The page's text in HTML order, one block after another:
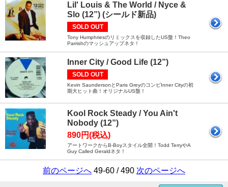
Lil' Louis & The World / Nyce &
Slo (12”) (シールド新品)
SOLD OUT
Tony Humphriesのリミックスを収録したUS盤！Theo
Parrishのマッシュアップネタ！
Inner City / Good Life (12”)
SOLD OUT
Kevin SaundersonとParis GreyのコンビInner Cityの初
期大ヒット曲！オリジナルUS盤！
Kool Rock Steady / You Ain't
Nobody (12”)
890円(税込)
アートワークからB-Boyスタイル全開！Todd TerryやA
Guy Called Geraldネタ！
前のページへ 49-60 / 490 次のページへ